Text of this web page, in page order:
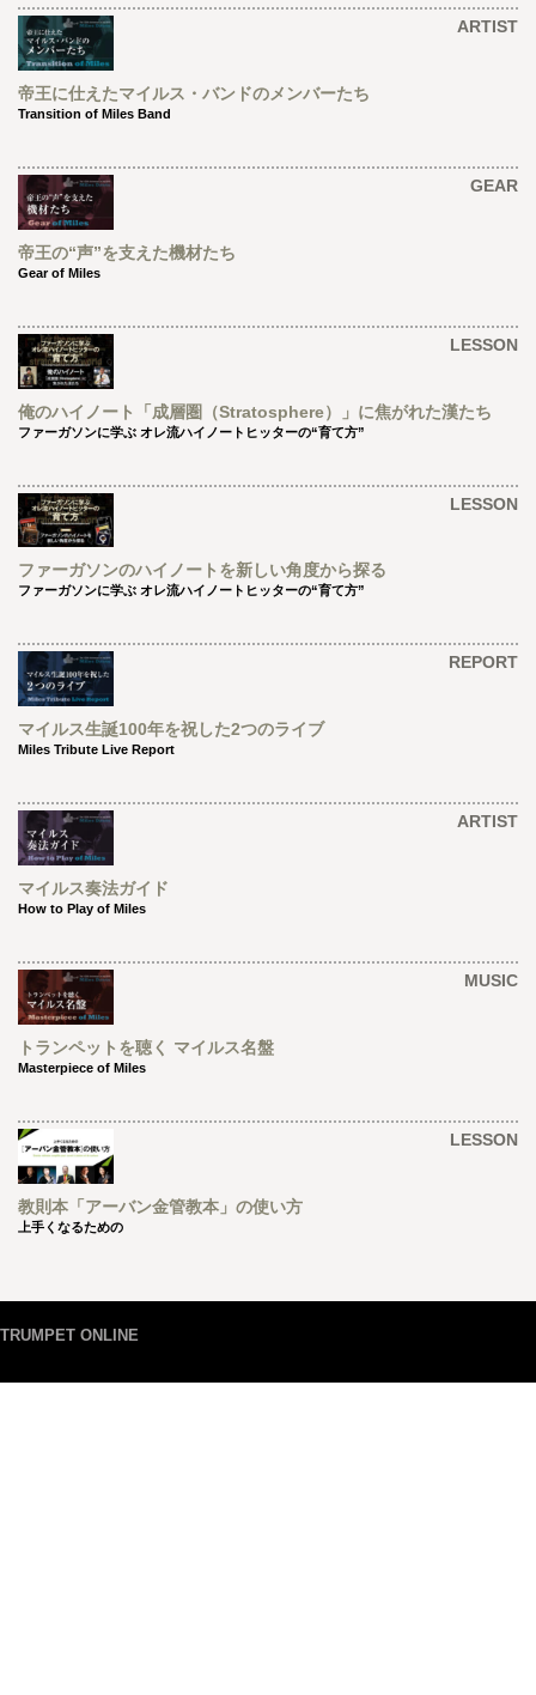
ARTIST
帝王に仕えたマイルス・バンドのメンバーたち
Transition of Miles Band
GEAR
帝王の“声”を支えた機材たち
Gear of Miles
LESSON
俺のハイノート「成層圏（Stratosphere）」に焦がれた漢たち
ファーガソンに学ぶ オレ流ハイノートヒッターの“育て方”
LESSON
ファーガソンのハイノートを新しい角度から探る
ファーガソンに学ぶ オレ流ハイノートヒッターの“育て方”
REPORT
マイルス生誕100年を祝した2つのライブ
Miles Tribute Live Report
ARTIST
マイルス奏法ガイド
How to Play of Miles
MUSIC
トランペットを聴く マイルス名盤
Masterpiece of Miles
LESSON
教則本「アーバン金管教本」の使い方
上手くなるための
TRUMPET ONLINE